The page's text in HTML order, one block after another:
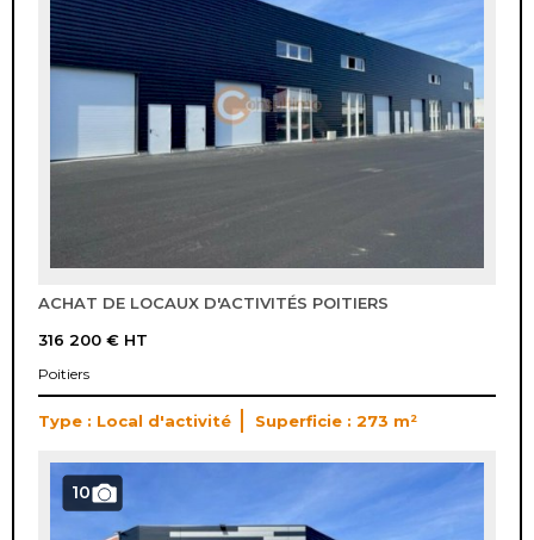
ACHAT DE LOCAUX D'ACTIVITÉS POITIERS
316 200 € HT
Poitiers
Type : Local d'activité Superficie : 273 m²
10